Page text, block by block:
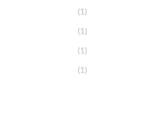
(1)
(1)
(1)
(1)